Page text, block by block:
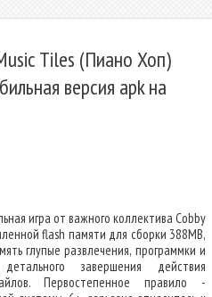
Tiles (Пиано Хоп)
версия apk на
игра от важного коллектива Cobby
flash памяти для сборки 388MB,
глупые развлечения, программки и
завершения действия
Первостепенное правило -